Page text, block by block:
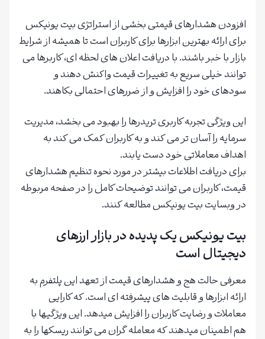
افزودن هشدارهای قیمتی بخشی از استراتژی بیت یونیکس
برای ارائه بهترین ابزارها برای کاربران است تا همیشه از شرایط
بازار با خبر باشند. با دریافت اعلان های لحظه ای، کاربرها می
توانند خیلی سریع به تغییرات قیمت واکنش دهند و
سودهای خود را افزایش و از ضررهای احتمالی بکاهند.
این ویژگی تجربه کاربری تریدرها را بهبود می بخشد، مدیریت
سرمایه را آسان تر می کند و به کاربران کمک می کند به
اهداف معاملاتی خود دست یابند.
برای دریافت اطلاعات بیشتر در مورد نحوه تنظیم هشدارهای
قیمت، کاربران می توانند توضیحات کامل را در صفحه مربوطه
در وبسایت بیت یونیکس مطالعه کنند.
بیت یونیکس یک پدیده در بازار ارزهای
دیجیتال است
معرفی حالت هج و هشدارهای قیمت از تعهد این پلتفرم به
ارائه ابزارها و قابلیت های پیشرفته ای است. که کارایی
معاملات و رضایت کاربران را افزایش میدهد. این ویژگیها با
هم اطمینان میدهند که معامله گران می توانند ریسکها را به